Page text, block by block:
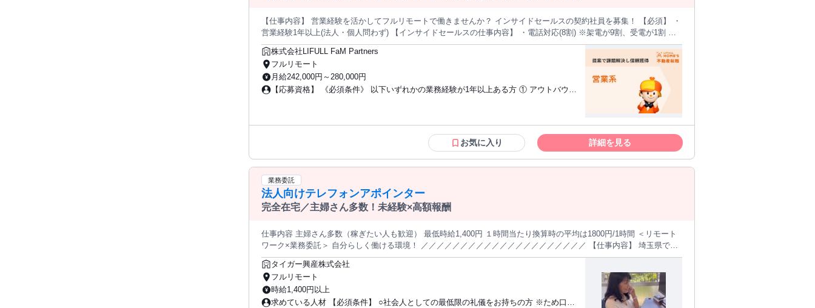
きるため、営業力がそのまま成果につながります。 業務委託のため勤務時間は完全フリーになります。 全国どこから
でも営業ができ、好きなスタイルで働けます。 業界未経験でも、法人営業の経験があれば即戦力。 少ない件数でも高
インセンティブ、ストック型の為安定した収入+成果を出せます。 「営業だけしたい」「成果報酬でしっかり稼ぎた
い」そんな方にぴったりの環境。 副業で安定した月＋10〜30万円、本業なら月50万円～100万円以上も狙えます。
✅効率よく稼ぎたい方 【下記経験があると優位です！】 ⭐法人営業経験のある方 ⭐新
規開拓営業で勤務されていた方 ⭐提案型営業の経験がある方 ⭐アウトバウンドのテレ
アポ経験のある方 ⭐強豪のスポーツ、文化部で切磋琢磨してきた経験のある方 ⭐業界
問わずの新規開拓経験がある方 など
【仕事内容】 営業経験を活かしてフルリモートで働きませんか？ インサイドセールスの契約社員を募集！ 【必須】 ・
営業経験1年以上(法人・個人問わず) 【インサイドセールスの仕事内容】 ・電話対応(8割) ※架電が9割、受電が1割 ・
メール対応、事務作業(2割) 不明点は先輩社員にオンラインで相談可能 しっかりサポートしますので、安心して業務に
取り組めます ＜ジャンル＞ ・賃貸領域 ・住まいの窓口領域 ・注文領域 入社時点での事業の状況とスキル、 入社後の
事業の状況とスキルに応じて ご担当いただく業務が変わります ジャンル変更を通じてキャリアアップの支援もありま
す 【インサイドセールスのおすすめポイント】 ──────────────────── ✨完全フルリモート すぐに相談できる
環境が整っているので、 業界未経験でも安心して働けます♪ ✨残業ほぼなし プライベートの予定を立てやすく 介護や
やすい！ ──────────────────── フルリモートのインサイドセールスで スキルを発揮しつつ働きませんか？ 成
事で、未来をより良く。 ＝＝＝＝＝＝＝＝＝＝＝＝＝＝＝＝＝＝＝＝＝＝ 「誰かの暮らしをより良くしたい」――そ
んな思いから生まれたLIFULL HOME’Sのサービス。 仕事紹介においても同じく、一人ひとりの人生に寄り添う姿勢を
ャリアの一歩を支えています。 ＝＝＝＝＝＝＝＝＝＝＝＝＝＝＝＝＝＝＝ あなたに合う好条件のキャリアを共に。 ＝
＝＝＝＝＝＝＝＝＝＝＝＝＝＝＝＝＝＝ LIFULL HOME’Sは、全国の優良企業と提携し、多彩な求人情報を取り揃えて
います。 給与・福利厚生・働きやすさなど条件面を重視し、安心して長く働ける職場をご紹介。 経験の有無を問わ
しています 【紹介元 会社情報】 ・会社名：株式会社LIFULL ・住所:：東京都千代田区麹町1-4-4 ・職業紹介事業：13-
ユ-310050
株式会社LIFULL FaM Partners
フルリモート
月給242,000円～280,000円
【応募資格】 《必須条件》 以下いずれかの業務経験が1年以上ある方 ① アウトバウン
宅勤務のため、全国どこからでも働けます。 残業もほぼないためプライベートの予定
の話を傾聴し、ニーズに応じた柔軟な対応ができる方 PCでの業務に慣れている方 テ
レワークの経験がある方 客観的に物事を捉えられる方 【最終学歴】 不問 【メリッ
ト】 #フリーター歓迎 #学歴不問 #ブランクOK #経験者歓迎 #40代も応募可 #完全在宅
お気に入り 詳細を見る
業務委託
法人向けテレフォンアポインター
完全在宅／主婦さん多数！未経験×高額報酬
仕事内容 主婦さん多数（稼ぎたい人も歓迎） 最低時給1,400円 １時間当たり換算時の平均は1800円/1時間 ＜リモート
ワーク×業務委託＞ 自分らしく働ける環境！ ／／／／／／／／／／／／／／／／／／／／／ 【仕事内容】 埼玉県で解
体工事や不用品回収・不動産オークション事業を展開している『タイガー興産』にて、 完全在宅のテレフォンアポイン
ター業務をお任せします！ ～～ 具体的には ～～ ○電話で当社の商品やサービスのご案内 ○企業様への資料送付 ○業務
完了時の報告（Excel使用） ＊通話用の電話機を貸与もしくは、パソコンからのコール ＊遠隔接続でパソコンサポート
も可能！ 【時間】 平日 ９時～１８時 土曜日の稼働も可 【給与】 時給 単価制＋インセンティブ 【インセンティブ支
給】 見積り依頼＆受注の際には、成果に応じて報酬をお支払いいたします。 ＊見積り依頼1件あたり 3,000円 １時間当
タイガー興産株式会社
フルリモート
時給1,400円以上
求めている人材 【必須条件】 ○社会人としての最低限の礼儀をお持ちの方 ※ため口で